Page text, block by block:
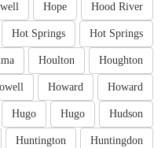
Hood River
Hope
Hot Springs
Hot Springs
Houghton
Houlton
Howard
Howard
Hudson
Hugo
Hugo
Huntingdon
Huntington